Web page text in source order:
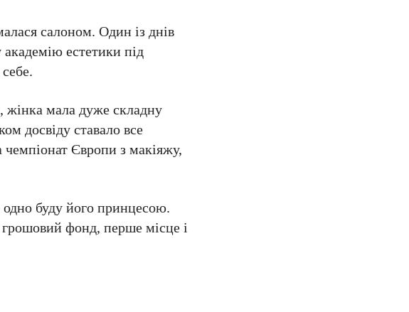
салоном. Один із днів
естетики під
жінка мала дуже складну
досвіду ставало все
чемпіонат Європи з макіяжу,
одно буду його принцесою.
грошовий фонд, перше місце і